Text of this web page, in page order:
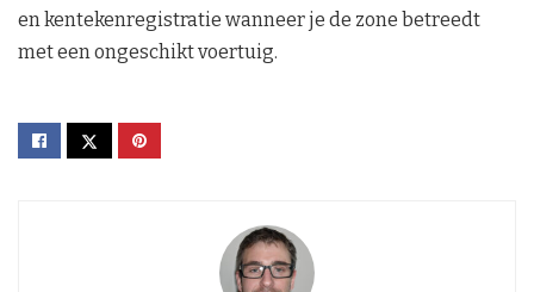
en kentekenregistratie wanneer je de zone betreedt
met een ongeschikt voertuig.